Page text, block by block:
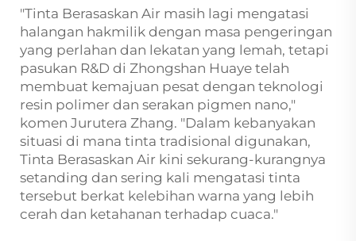
"Tinta Berasaskan Air masih lagi mengatasi
halangan hakmilik dengan masa pengeringan
yang perlahan dan lekatan yang lemah, tetapi
pasukan R&D di Zhongshan Huaye telah
membuat kemajuan pesat dengan teknologi
resin polimer dan serakan pigmen nano,"
komen Jurutera Zhang. "Dalam kebanyakan
situasi di mana tinta tradisional digunakan,
Tinta Berasaskan Air kini sekurang-kurangnya
setanding dan sering kali mengatasi tinta
tersebut berkat kelebihan warna yang lebih
cerah dan ketahanan terhadap cuaca."